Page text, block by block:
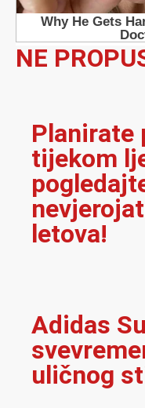
NE
Planirate
tijekom
letova!
Adidas
uličnog